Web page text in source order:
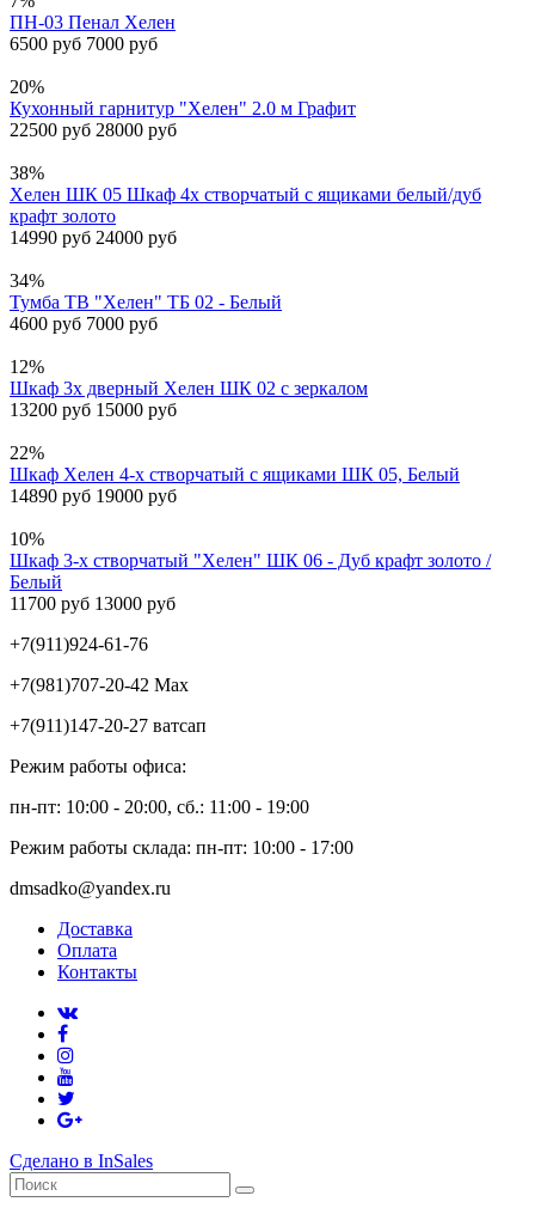
ПН-03 Пенал Хелен
6500 руб 7000 руб
20%
Кухонный гарнитур "Хелен" 2.0 м Графит
22500 руб 28000 руб
38%
Хелен ШК 05 Шкаф 4х створчатый с ящиками белый/дуб
крафт золото
14990 руб 24000 руб
34%
Тумба ТВ "Хелен" ТБ 02 - Белый
4600 руб 7000 руб
12%
Шкаф 3х дверный Хелен ШК 02 с зеркалом
13200 руб 15000 руб
22%
Шкаф Хелен 4-х створчатый с ящиками ШК 05, Белый
14890 руб 19000 руб
10%
Шкаф 3-х створчатый "Хелен" ШК 06 - Дуб крафт золото /
Белый
11700 руб 13000 руб
+7(911)924-61-76
+7(981)707-20-42 Max
+7(911)147-20-27 ватсап
Режим работы офиса:
пн-пт: 10:00 - 20:00, сб.: 11:00 - 19:00
Режим работы склада: пн-пт: 10:00 - 17:00
dmsadko@yandex.ru
Доставка
Оплата
Контакты
Сделано в InSales